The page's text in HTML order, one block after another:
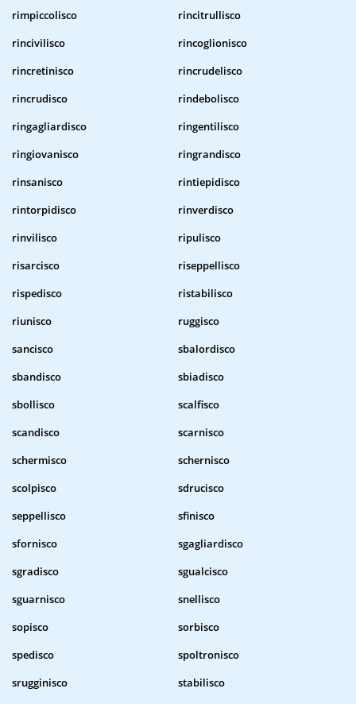
rimpiccolisco
rincitrullisco
rincivilisco
rincoglionisco
rincretinisco
rincrudelisco
rincrudisco
rindebolisco
ringagliardisco
ringentilisco
ringiovanisco
ringrandisco
rinsanisco
rintiepidisco
rintorpidisco
rinverdisco
rinvilisco
ripulisco
risarcisco
riseppellisco
rispedisco
ristabilisco
riunisco
ruggisco
sancisco
sbalordisco
sbandisco
sbiadisco
sbollisco
scalfisco
scandisco
scarnisco
schermisco
schernisco
scolpisco
sdrucisco
seppellisco
sfinisco
sfornisco
sgagliardisco
sgradisco
sgualcisco
sguarnisco
snellisco
sopisco
sorbisco
spedisco
spoltronisco
srugginisco
stabilisco